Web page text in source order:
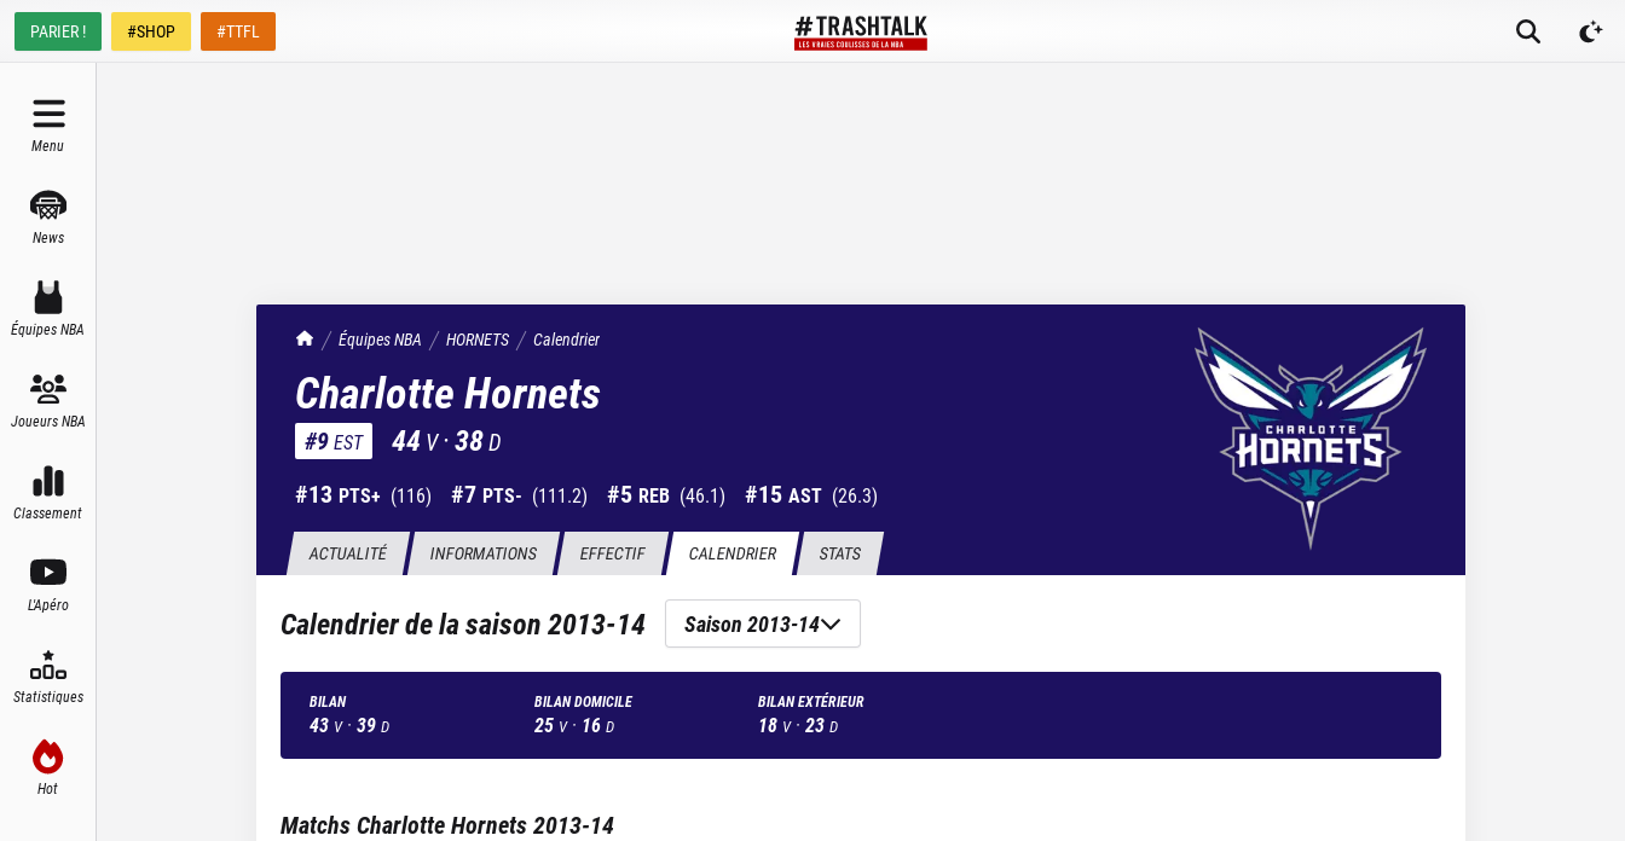
PARIER ! #SHOP #TTFL
Menu
News
Équipes NBA
Joueurs NBA
Classement
L'Apéro
Statistiques
Hot
TrashTalk Actu NBA
Équipes NBA HORNETS Calendrier
Charlotte Hornets
#9EST 44 V ·38D
#13 PTS+ (116) #7 PTS- (111.2) #5 REB (46.1) #15 AST (26.3)
ACTUALITÉ INFORMATIONS EFFECTIF CALENDRIER STATS
Calendrier de la saison2013-14 Saison 2013-14
BILAN
43 V · 39 D
BILAN DOMICILE
25 V · 16 D
BILAN EXTÉRIEUR
18 V · 23 D
MatchsCharlotte Hornets2013-14